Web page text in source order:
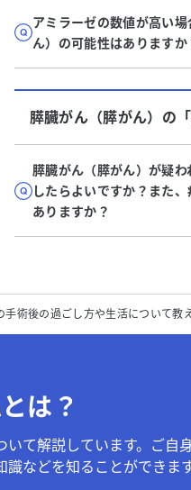
アミラーゼの数値が高い
ん）の可能性はありますか
膵臓がん（膵がん） の「
膵臓がん（膵がん）が疑
したらよいですか？また
ありますか？
術後の過ごし方や生活について教
は？
て解説しています。ご自
などを知ることができます